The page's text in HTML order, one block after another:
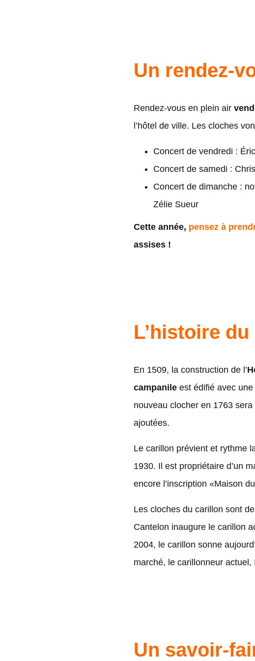
Un rendez-
Rendez-vous en plein air
l’hôtel de ville. Les cloches
Concert de vendredi :
Concert de samedi :
Concert de dimanche :
Zélie Sueur
Cette année, pensez à
assises !
L’histoire
En 1509, la construction de l’
campanile est édifié avec
nouveau clocher en 1763
ajoutées.
Le carillon prévient et rythme
1930. Il est propriétaire d’un
encore l’inscription «Maison
Les cloches du carillon sont
Cantelon inaugure le carillon
2004, le carillon sonne
marché, le carillonneur actuel,
Un savoir-